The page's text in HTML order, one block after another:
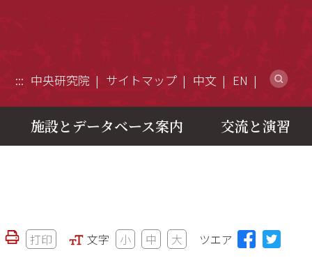
::: 中央研究院 サイトマップ 中文 EN
施設とデータベース案内 交流と演習
打印 文字 小 中 大 ツエア